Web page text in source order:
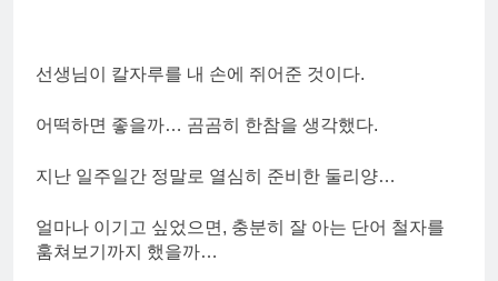
선생님이 칼자루를 내 손에 쥐어준 것이다.
어떡하면 좋을까… 곰곰히 한참을 생각했다.
지난 일주일간 정말로 열심히 준비한 둘리양…
얼마나 이기고 싶었으면, 충분히 잘 아는 단어 철자를
훔쳐보기까지 했을까…